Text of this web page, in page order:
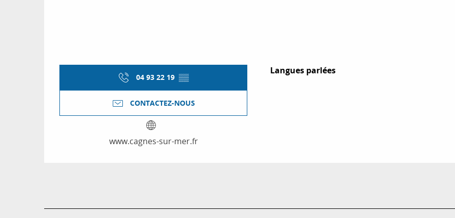
04 93 22 19 ▒▒
CONTACTEZ-NOUS
www.cagnes-sur-mer.fr
Langues parlées
Langues parlées